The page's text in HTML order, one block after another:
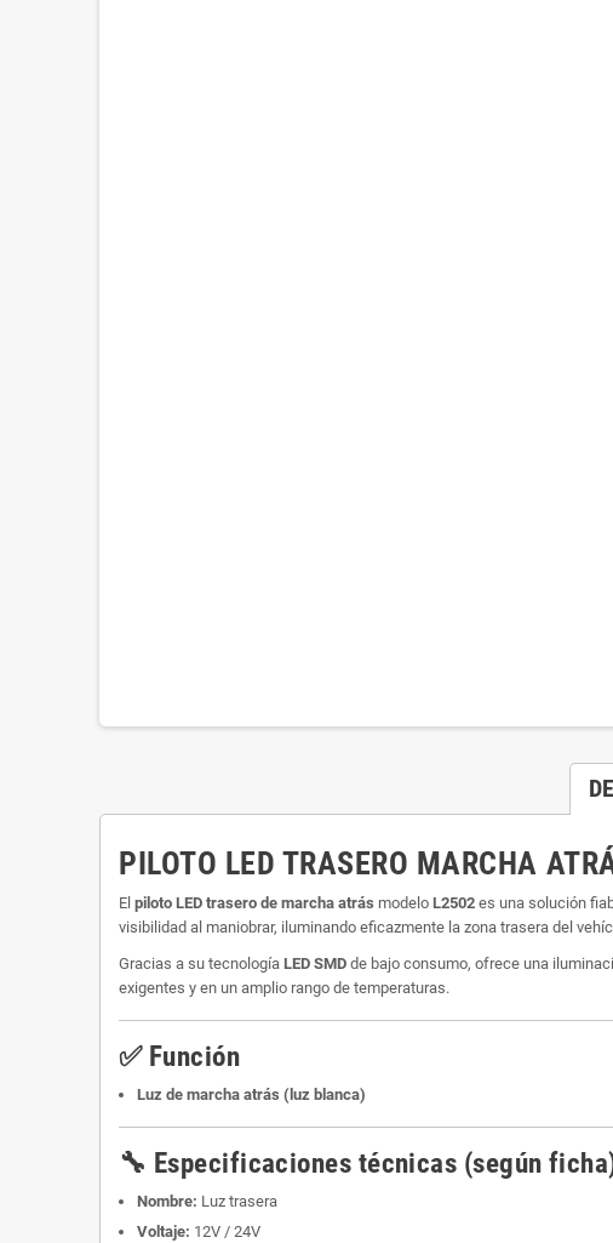
PILOTO LED TRASERO MARCHA
El piloto LED trasero de marcha atrás modelo L2502 es una solución
visibilidad al maniobrar, iluminando eficazmente la zona trasera del
Gracias a su tecnología LED SMD de bajo consumo, ofrece una
exigentes y en un amplio rango de temperaturas.
✅ Función
Luz de marcha atrás (luz blanca)
🔧 Especificaciones técnicas (según
Nombre: Luz trasera
Voltaje: 12V / 24V